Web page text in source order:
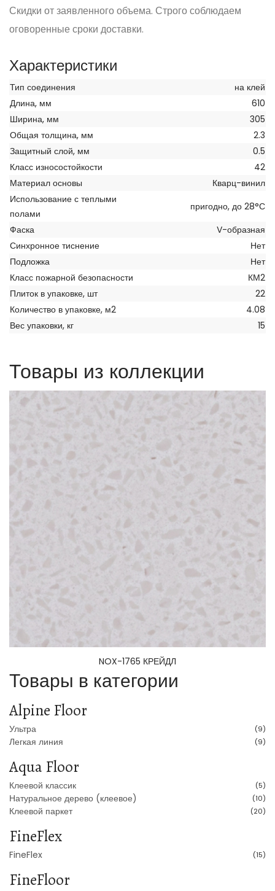
Скидки от заявленного объема. Строго соблюдаем
оговоренные сроки доставки.
Характеристики
Тип соединения
на клей
Длина, мм
610
Ширина, мм
305
Общая толщина, мм
2.3
Защитный слой, мм
0.5
Класс износостойкости
42
Материал основы
Кварц-винил
Использование с теплыми
полами
пригодно, до 28°С
Фаска
V-образная
Синхронное тиснение
Нет
Подложка
Нет
Класс пожарной безопасности
КМ2
Плиток в упаковке, шт
22
Количество в упаковке, м2
4.08
Вес упаковки, кг
15
Товары из коллекции
NOX-1765 КРЕЙДЛ
Товары в категории
Alpine Floor
Ультра (9)
Легкая линия (9)
Aqua Floor
Клеевой классик (5)
Натуральное дерево (клеевое) (10)
Клеевой паркет (20)
FineFlex
FineFlex (15)
FineFloor